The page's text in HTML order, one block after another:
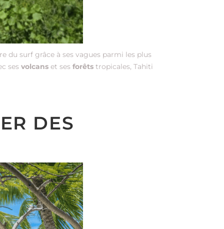
du surf grâce à ses vagues parmi les plus
ses volcans et ses forêts tropicales, Tahiti
DES